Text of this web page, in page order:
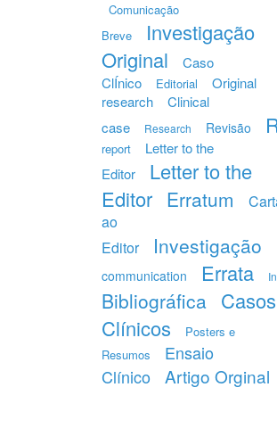
Comunicação
Breve
Investigação
Original
Caso
ClÍnico
Editorial
Original
research
Clinical
case
Research Revisão
report
Letter to the
Editor
Letter to the
Editor Erratum
ao
Editor
Investigação
communication
Errata
Bibliográfica Casos
Clínicos
Posters e
Resumos
Ensaio
Clínico
Artigo Orginal